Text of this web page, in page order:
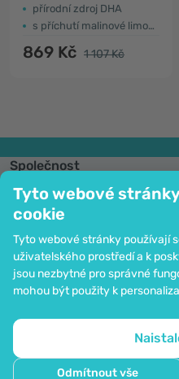
Tyto webové
cookie
Tyto webové stránky používají
uživatelského prostředí a k
jsou nezbytné pro správné
mohou být použity k
Odmítnout vše
přírodní zdroj DHA
s příchutí malinové limonády
869 Kč 1 107 Kč
Společnost
Informace
Připojte se k nám
Pomoc a objednávky
Možnost platby kartou. Ochrana
SSL.
Mapa stránek